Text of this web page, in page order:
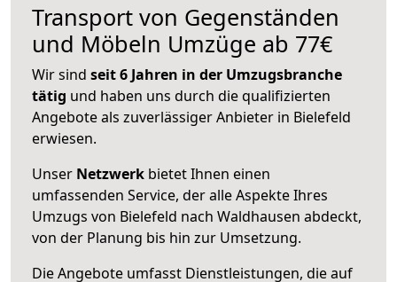
Transport von Gegenständen
und Möbeln Umzüge ab 77€
Wir sind seit 6 Jahren in der Umzugsbranche
tätig und haben uns durch die qualifizierten
Angebote als zuverlässiger Anbieter in Bielefeld
erwiesen.
Unser Netzwerk bietet Ihnen einen
umfassenden Service, der alle Aspekte Ihres
Umzugs von Bielefeld nach Waldhausen abdeckt,
von der Planung bis hin zur Umsetzung.
Die Angebote umfasst Dienstleistungen, die auf